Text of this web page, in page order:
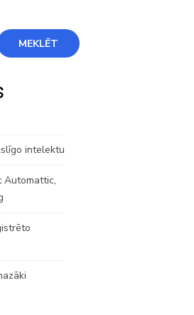
MEKLĒT
intelektu
Automattic,